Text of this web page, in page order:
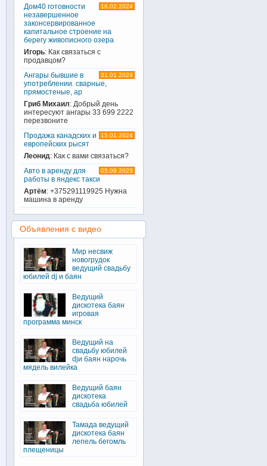
16.02.2024
Дом40 готовности
незавершенное
законсервированное
капитальное строение на
берегу живописного озера
Игорь: Как связаться с
продавцом?
31.01.2024
Ангары бывшие в
употреблении. сварные,
прямостеные, ар
Гриб Михаил: Добрый день
интересуют ангары 33 699 2222
перезвоните
15.01.2024
Продажа канадских и
европейских рысят
Леонид: Как с вами связаться?
05.09.2023
Авто в аренду для
работы в яндекс такси
Артём: +375291119925 Нужна
машина в аренду
Объявления с видео
Мир несвиж
новогрудок
ведущий свадьбу
юбилей dj и баян
Ведущий
дискотека баян
игровая
программа минск
Ведущий на
свадьбу юбилей
djи баян нарочь
мядель вилейка
Ведущий баян
дискотека
свадьба юбилей
Тамада ведущий
дискотека баян
лепель бегомль
плещеницы